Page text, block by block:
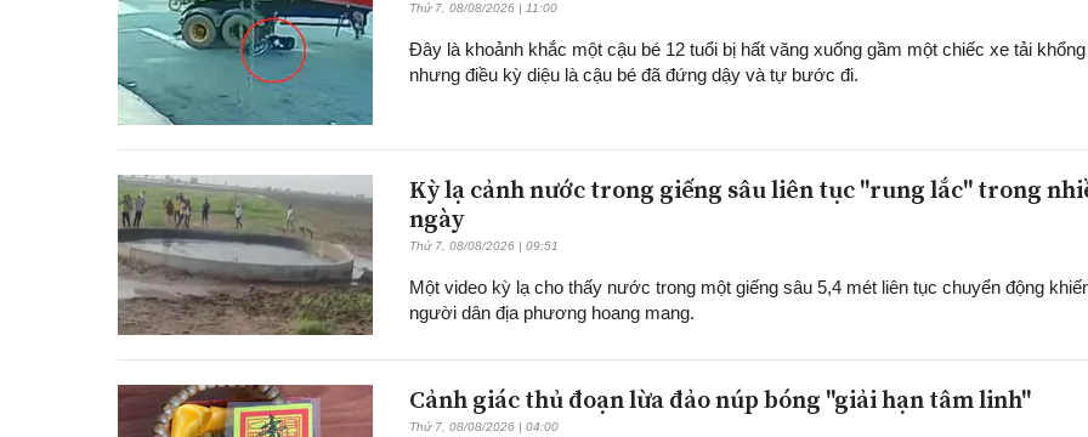
Thứ 7, 08/08/2026 | 11:00
Đây là khoảnh khắc một cậu bé 12 tuổi bị hất văng xuống gầm một chiếc xe tải khổng
nhưng điều kỳ diệu là cậu bé đã đứng dậy và tự bước đi.
Kỳ lạ cảnh nước trong giếng sâu liên tục "rung lắc" trong
ngày
Thứ 7, 08/08/2026 | 09:51
Một video kỳ lạ cho thấy nước trong một giếng sâu 5,4 mét liên tục chuyển động
người dân địa phương hoang mang.
Cảnh giác thủ đoạn lừa đảo núp bóng "giải hạn tâm linh"
Thứ 7, 08/08/2026 | 04:00